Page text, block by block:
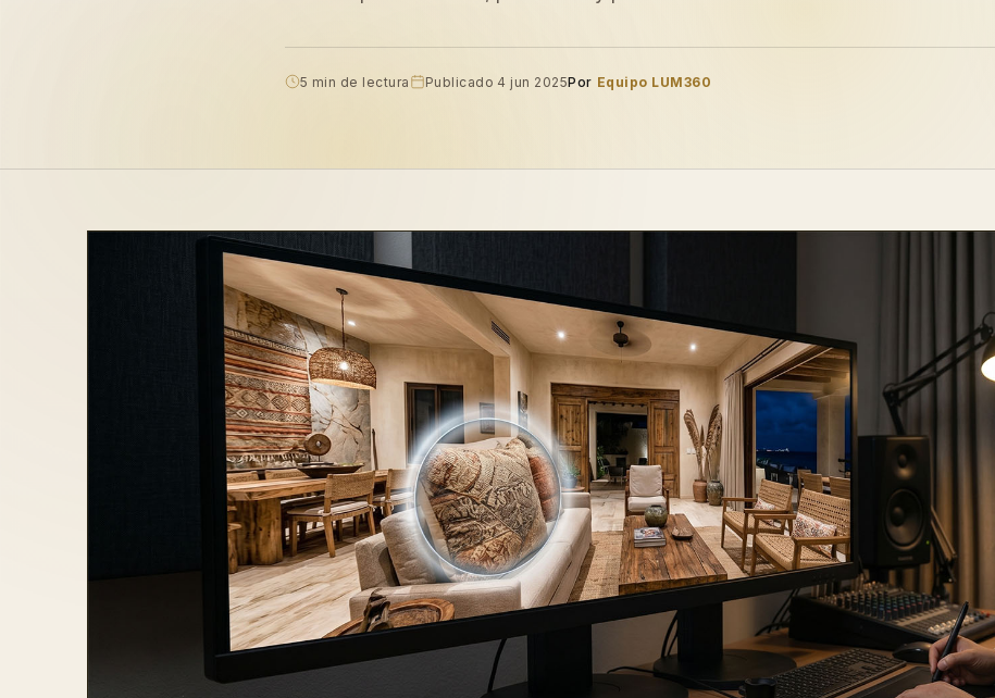
5 min de lectura Publicado 4 jun 2025Por Equipo LUM360